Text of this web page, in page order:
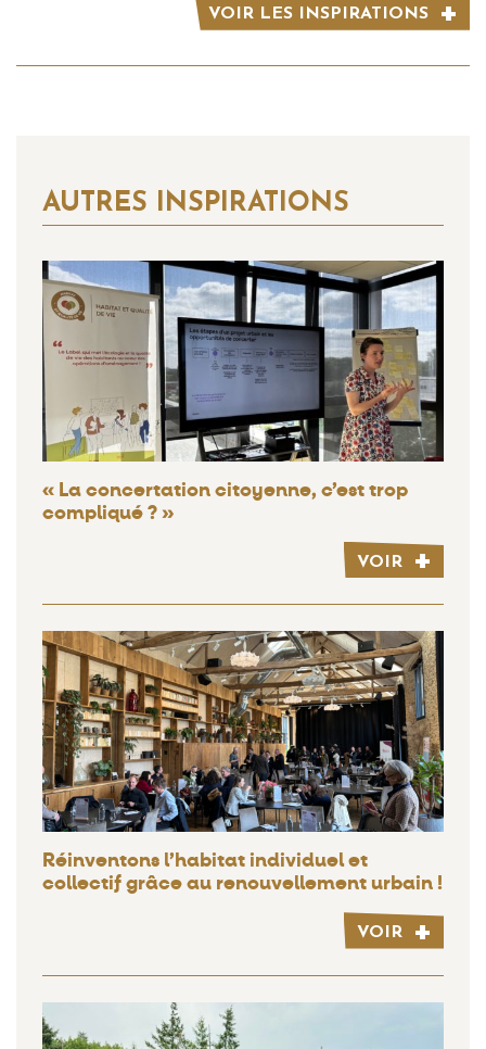
VOIR LES INSPIRATIONS
AUTRES INSPIRATIONS
« La concertation citoyenne, c’est trop
compliqué ? »
VOIR
Réinventons l’habitat individuel et
collectif grâce au renouvellement urbain !
VOIR